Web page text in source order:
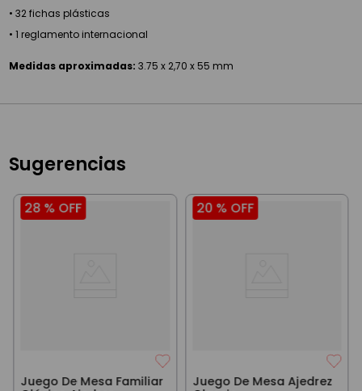
• 32 fichas plásticas
• 1 reglamento internacional
Medidas aproximadas: 3.75 x 2,70 x 55 mm
Sugerencias
28 % OFF
Juego De Mesa Familiar
20 % OFF
Juego De Mesa Ajedrez